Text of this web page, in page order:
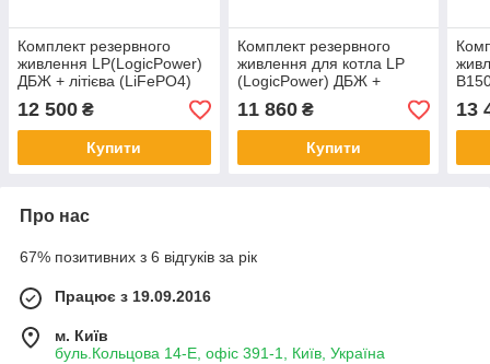
Комплект резервного
живлення LP(LogicPower)
ДБЖ + літієва (LiFePO4)
батарея (UPS В500 + АКБ
LiFePO4 410W)
12 500 ₴
Купити
Комплект резервного
живлення для котла LP
(LogicPower) ДБЖ +
гелева батарея (UPS
B500VA + АКБ GL 900W)
11 860₴
Купити
13
Про нас
67% позитивних з 6 відгуків за рік
Працює з 19.09.2016
м. Київ
буль.Кольцова 14-Е, офіс 391-1, Київ, Україна